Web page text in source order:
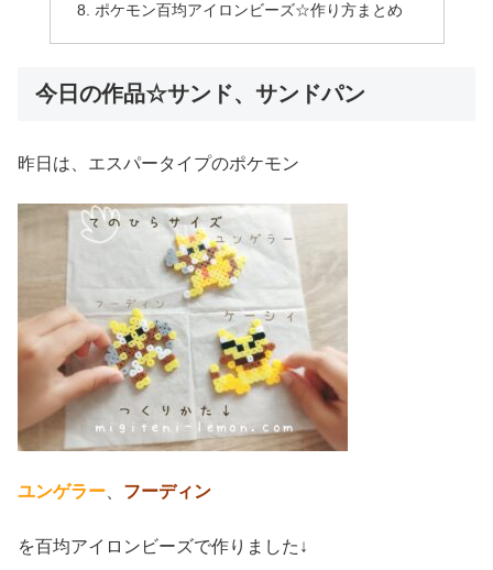
ポケモン百均アイロンビーズ☆作り方まとめ
今日の作品☆サンド、サンドパン
昨日は、エスパータイプのポケモン
ユンゲラー フーディン
を百均アイロンビーズで作りました↓